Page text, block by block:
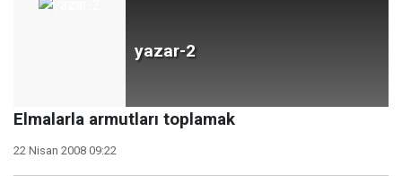
yazar-2
Elmalarla armutları toplamak
22 Nisan 2008 09:22